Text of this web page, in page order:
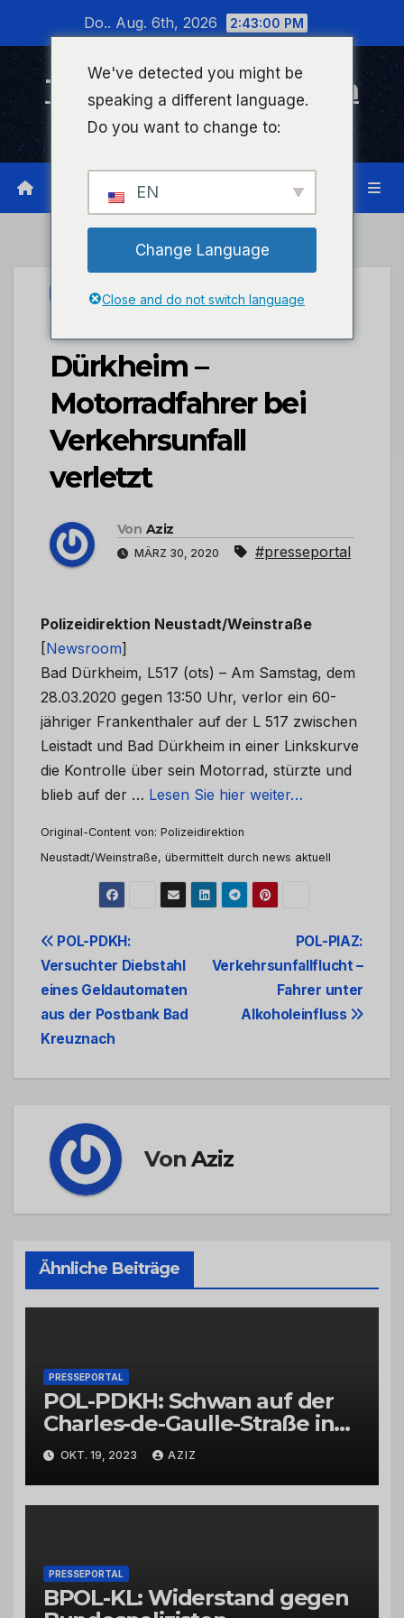
wechseln
Do.. Aug. 6th, 2026 2:43:00 PM
Timeline Bad Kreuznach
Infonetzwerk für Bad Kreuznach
PRESSEPORTAL
POL-PDNW: Bad
Dürkheim –
Motorradfahrer bei
Verkehrsunfall
verletzt
Von Aziz
MÄRZ 30, 2020 #presseportal
Polizeidirektion Neustadt/Weinstraße
[Newsroom]
Bad Dürkheim, L517 (ots) – Am Samstag, dem
28.03.2020 gegen 13:50 Uhr, verlor ein 60-
jähriger Frankenthaler auf der L 517 zwischen
Leistadt und Bad Dürkheim in einer Linkskurve
die Kontrolle über sein Motorrad, stürzte und
blieb auf der … Lesen Sie hier weiter…
Original-Content von: Polizeidirektion
Neustadt/Weinstraße, übermittelt durch news aktuell
Beitrags-
Navigation
POL-PIAZ:
Verkehrsunfallflucht –
Fahrer unter
Alkoholeinfluss
POL-PDKH:
Versuchter Diebstahl
eines Geldautomaten
aus der Postbank Bad
Kreuznach
VonAziz
Ähnliche Beiträge
PRESSEPORTAL
POL-PDKH: Schwan auf der
Charles-de-Gaulle-Straße in
Bad Kreuznach beeinflusst
Feierabendverkehr
OKT. 19, 2023 AZIZ
PRESSEPORTAL
BPOL-KL: Widerstand gegen
We've detected you might be
speaking a different language.
Do you want to change to:
EN
Change Language
Close and do not switch language